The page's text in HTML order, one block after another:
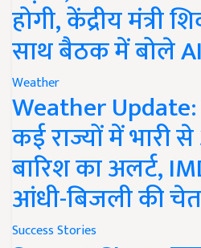
होगी, केंद्रीय मंत्री
साथ बैठक में बोले
Weather
Weather
कई राज्यों में भारी से
बारिश का अलर्ट,
आंधी-बिजली की
Success Stories